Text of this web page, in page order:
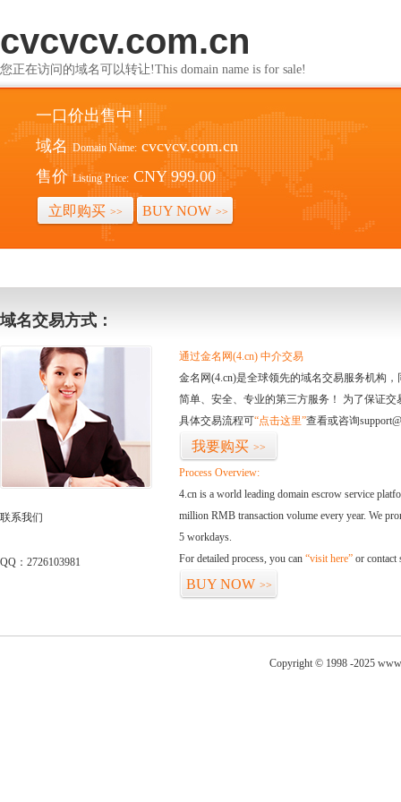
cvcvcv.com.cn
您正在访问的域名可以转让!This domain name is for sale!
一口价出售中！
域名 Domain Name: cvcvcv.com.cn
售价 Listing Price: CNY 999.00
立即购买 >> BUY NOW >>
域名交易方式：
联系我们
QQ：2726103981
通过金名网(4.cn) 中介交易
金名网(4.cn)是全球领先的域名交易服务机构
简单、安全、专业的第三方服务！ 为了保证
具体交易流程可“点击这里”查看或咨询
我要购买 >>
Process Overview:
4.cn is a world leading domain escrow service
million RMB transaction volume every year. We
5 workdays.
For detailed process, you can “visit here” or contact
BUY NOW >>
Copyright © 1998 -2025